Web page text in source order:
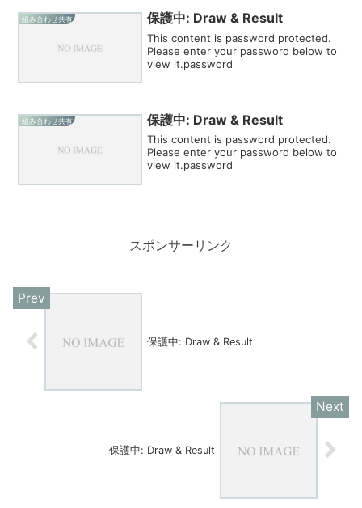
組み合わせ共有 保護中: Draw & Result
This content is password protected.
Please enter your password below to
view it.password
組み合わせ共有 保護中: Draw & Result
This content is password protected.
Please enter your password below to
view it.password
スポンサーリンク
保護中: Draw & Result
保護中: Draw & Result